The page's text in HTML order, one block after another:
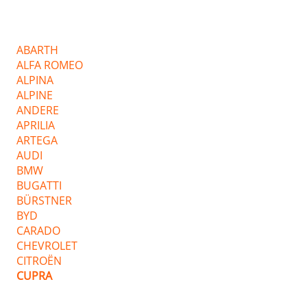
ABARTH
ALFA ROMEO
ALPINA
ALPINE
ANDERE
APRILIA
ARTEGA
AUDI
BMW
BUGATTI
BÜRSTNER
BYD
CARADO
CHEVROLET
CITROËN
CUPRA